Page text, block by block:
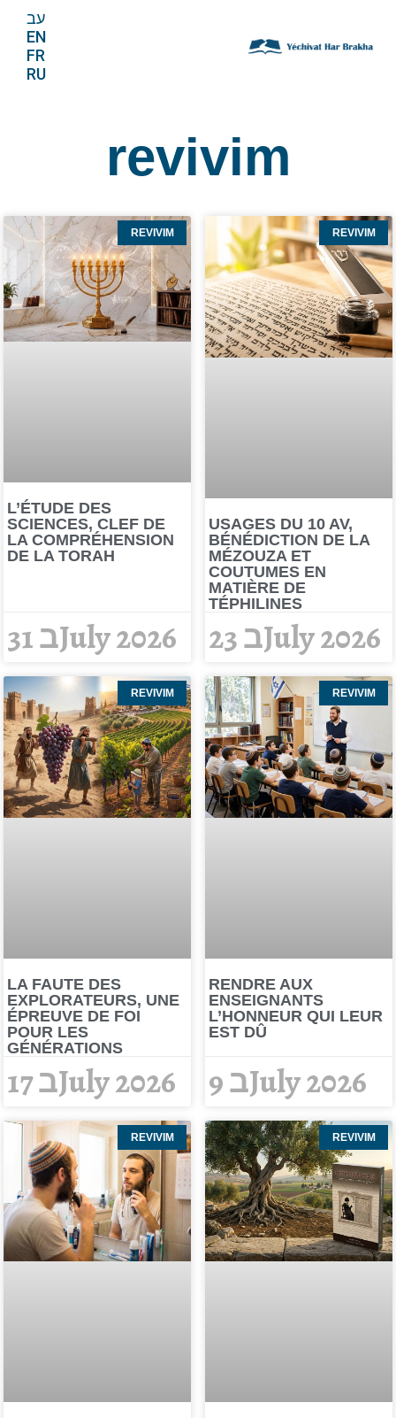
עב
EN
FR
RU
revivim
REVIVIM
L’ÉTUDE DES
SCIENCES, CLEF DE
LA COMPRÉHENSION
DE LA TORAH
31 בJuly 2026
REVIVIM
USAGES DU 10 AV,
BÉNÉDICTION DE LA
MÉZOUZA ET
COUTUMES EN
MATIÈRE DE
TÉPHILINES
23 בJuly 2026
REVIVIM
LA FAUTE DES
EXPLORATEURS, UNE
ÉPREUVE DE FOI
POUR LES
GÉNÉRATIONS
17 בJuly 2026
REVIVIM
RENDRE AUX
ENSEIGNANTS
L’HONNEUR QUI LEUR
EST DÛ
9 בJuly 2026
REVIVIM REVIVIM